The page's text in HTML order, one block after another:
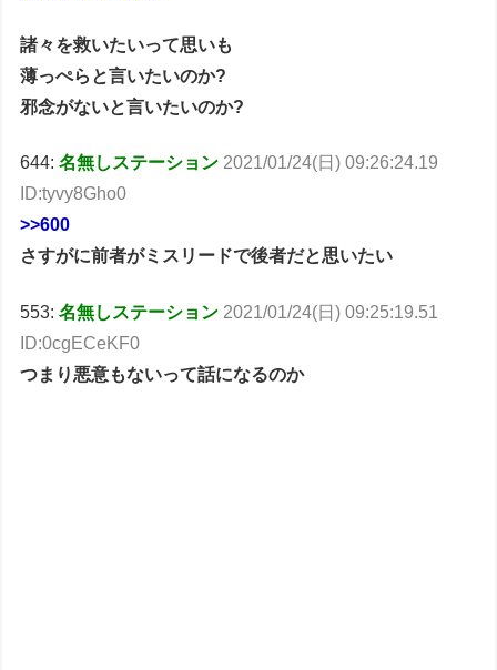
諸々を救いたいって思いも
薄っぺらと言いたいのか?
邪念がないと言いたいのか?
644:名無しステーション 2021/01/24(日) 09:26:24.19
ID:tyvy8Gho0
>>600
さすがに前者がミスリードで後者だと思いたい
553:名無しステーション 2021/01/24(日) 09:25:19.51
ID:0cgECeKF0
つまり悪意もないって話になるのか